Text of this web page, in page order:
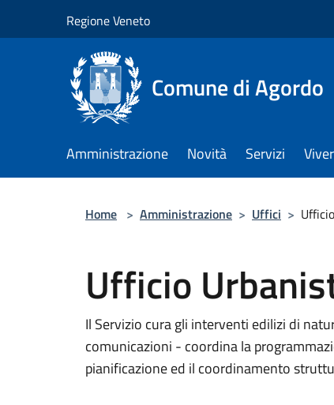
Regione Veneto
Comune di Agordo
Amministrazione Novità Servizi
Home > Amministrazione > Uffici >
Ufficio
Il Servizio cura gli interventi edilizi di
comunicazioni - coordina la
pianificazione ed il coordinamento